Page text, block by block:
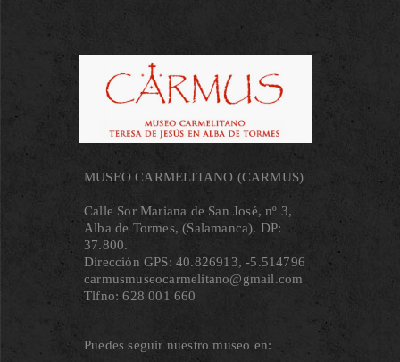
MUSEO CARMELITANO (CARMUS)
Calle Sor Mariana de San José, nº 3,
Alba de Tormes, (Salamanca). DP:
37.800.
Dirección GPS: 40.826913, ‐5.514796
carmusmuseocarmelitano@gmail.com
Tlfno: 628 001 660
Puedes seguir nuestro museo en: